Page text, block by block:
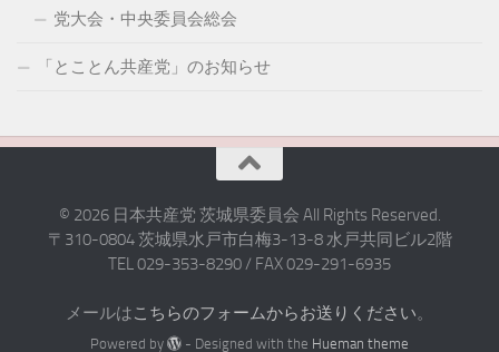
党大会・中央委員会総会
「とことん共産党」のお知らせ
© 2026 日本共産党 茨城県委員会 All Rights Reserved.
〒310-0804 茨城県水戸市白梅3-13-8 水戸共同ビル2階
TEL 029-353-8290 / FAX 029-291-6935
メールはこちらのフォームからお送りください。
Powered by - Designed with the Hueman theme